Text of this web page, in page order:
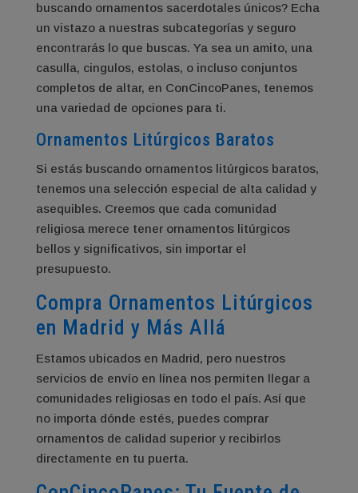
buscando ornamentos sacerdotales únicos? Echa
un vistazo a nuestras subcategorías y seguro
encontrarás lo que buscas. Ya sea un amito, una
casulla, cingulos, estolas, o incluso conjuntos
completos de altar, en ConCincoPanes, tenemos
una variedad de opciones para ti.
Ornamentos Litúrgicos Baratos
Si estás buscando ornamentos litúrgicos baratos,
tenemos una selección especial de alta calidad y
asequibles. Creemos que cada comunidad
religiosa merece tener ornamentos litúrgicos
bellos y significativos, sin importar el
presupuesto.
Compra Ornamentos Litúrgicos
en Madrid y Más Allá
Estamos ubicados en Madrid, pero nuestros
servicios de envío en línea nos permiten llegar a
comunidades religiosas en todo el país. Así que
no importa dónde estés, puedes comprar
ornamentos de calidad superior y recibirlos
directamente en tu puerta.